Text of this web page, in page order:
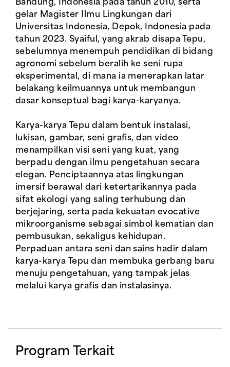
Bandung, Indonesia pada tahun 2010, serta
gelar Magister Ilmu Lingkungan dari
Universitas Indonesia, Depok, Indonesia pada
tahun 2023. Syaiful, yang akrab disapa Tepu,
sebelumnya menempuh pendidikan di bidang
agronomi sebelum beralih ke seni rupa
eksperimental, di mana ia menerapkan latar
belakang keilmuannya untuk membangun
dasar konseptual bagi karya-karyanya.
Karya-karya Tepu dalam bentuk instalasi,
lukisan, gambar, seni grafis, dan video
menampilkan visi seni yang kuat, yang
berpadu dengan ilmu pengetahuan secara
elegan. Penciptaannya atas lingkungan
imersif berawal dari ketertarikannya pada
sifat ekologi yang saling terhubung dan
berjejaring, serta pada kekuatan evocative
mikroorganisme sebagai simbol kematian dan
pembusukan, sekaligus kehidupan.
Perpaduan antara seni dan sains hadir dalam
karya-karya Tepu dan membuka gerbang baru
menuju pengetahuan, yang tampak jelas
melalui karya grafis dan instalasinya.
Program Terkait